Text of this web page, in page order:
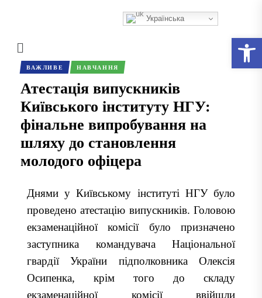
ВАЖЛИВЕ НАВЧАННЯ
Атестація випускників
Київського інституту НГУ:
фінальне випробування на
шляху до становлення
молодого офіцера
Днями у Київському інституті НГУ було
проведено атестацію випускників. Головою
екзаменаційної комісії було призначено
заступника командувача Національної
гвардії України підполковника Олексія
Осипенка, крім того до складу
екзаменаційної комісії ввійшли
Українська